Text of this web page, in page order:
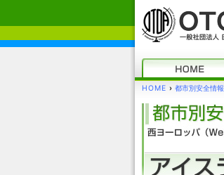
HOME › 都市別安全情報